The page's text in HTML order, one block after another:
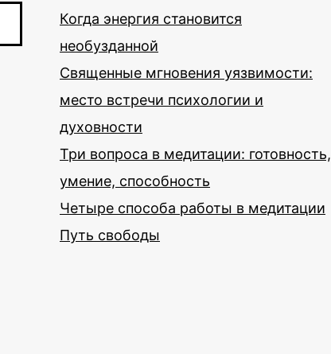
Когда энергия становится
необузданной
Священные мгновения уязвимости:
место встречи психологии и
духовности
Три вопроса в медитации: готовность,
умение, способность
Четыре способа работы в медитации
Путь свободы